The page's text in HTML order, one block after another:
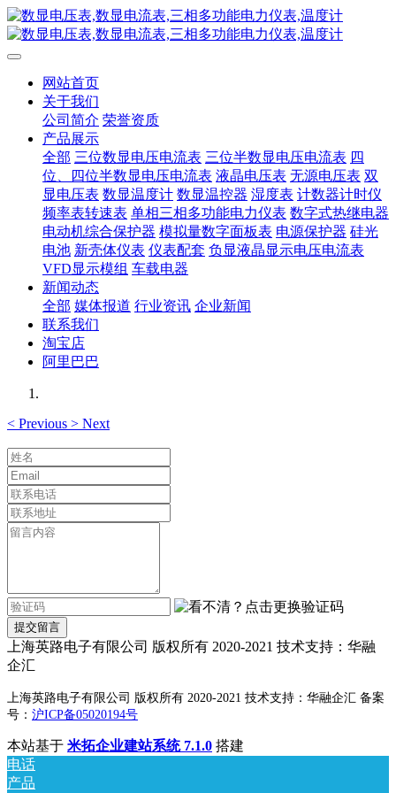
网站首页
关于我们
公司简介 荣誉资质
产品展示
全部 三位数显电压电流表 三位半数显电压电流表 四
位、四位半数显电压电流表 液晶电压表 无源电压表 双
显电压表 数显温度计 数显温控器 湿度表 计数器计时仪
频率表转速表 单相三相多功能电力仪表 数字式热继电器
电动机综合保护器 模拟量数字面板表 电源保护器 硅光
电池 新壳体仪表 仪表配套 负显液晶显示电压电流表
VFD显示模组 车载电器
新闻动态
全部 媒体报道 行业资讯 企业新闻
联系我们
淘宝店
阿里巴巴
< Previous > Next
提交留言
上海英路电子有限公司 版权所有 2020-2021 技术支持：华融
企汇
上海英路电子有限公司 版权所有 2020-2021 技术支持：华融企汇 备案
号： 沪ICP备05020194号
本站基于 米拓企业建站系统 7.1.0 搭建
电话
产品